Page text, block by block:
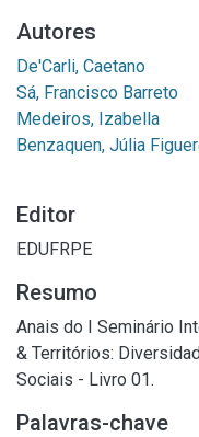
Autores
De'Carli, Caetano
Sá, Francisco Barreto
Medeiros, Izabella
Benzaquen, Júlia
Editor
EDUFRPE
Resumo
Anais do I Seminário
& Territórios:
Sociais - Livro 01.
Palavras-chave